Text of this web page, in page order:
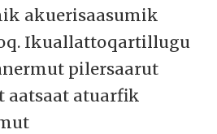
akuerisaasumik
Ikuallattoqartillugu
pilersaarut
aatsaat atuarfik